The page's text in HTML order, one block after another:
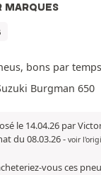
MARQUES
bons par
Burgman 650
le 14.04.26 par
du 08.03.26- voir
vous ces